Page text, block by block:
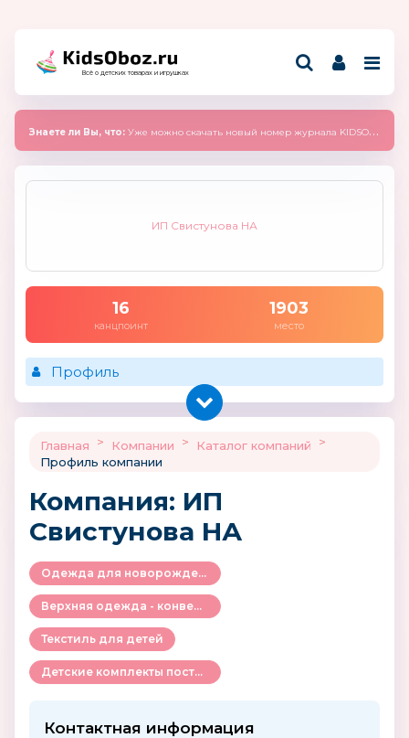
Всё о детских товарах и игрушках
Знаете ли Вы, что: Уже можно скачать новый номер журнала KIDSOBOZ 2025 (сентябрь)
ИП Свистунова НА
16
канцпоинт
1903
место
Профиль
Главная > Компании > Каталог компаний
>
Профиль компании
Компания: ИП
Свистунова НА
Одежда для новорожденных
Верхняя одежда - конверты, комбинезоны и др.
Текстиль для детей
Детские комплекты постельного белья и аксессуары
Контактная информация